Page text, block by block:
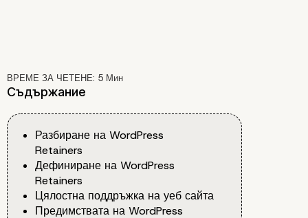
ВРЕМЕ ЗА ЧЕТЕНЕ: 5 Мин
Съдържание
Разбиране на WordPress
Retainers
Дефиниране на WordPress
Retainers
Цялостна поддръжка на уеб сайта
Предимствата на WordPress